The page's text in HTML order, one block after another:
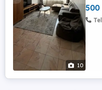
10
500